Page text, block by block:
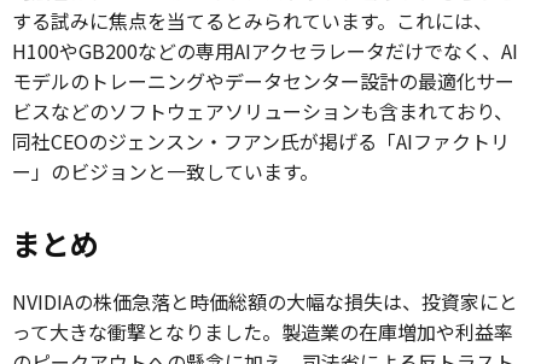
する試みに焦点を当てるとみられています。これには、
H100やGB200などの専用AIアクセラレータだけでなく、AI
モデルのトレーニングやデータセンター設計の最適化サー
ビスなどのソフトウェアソリューションも含まれており、
同社CEOのジェンスン・フアン氏が掲げる「AIファクトリ
ー」のビジョンと一致しています。
まとめ
NVIDIAの株価急落と時価総額の大幅な損失は、投資家にと
って大きな衝撃となりました。製造業の在庫増加や利益率